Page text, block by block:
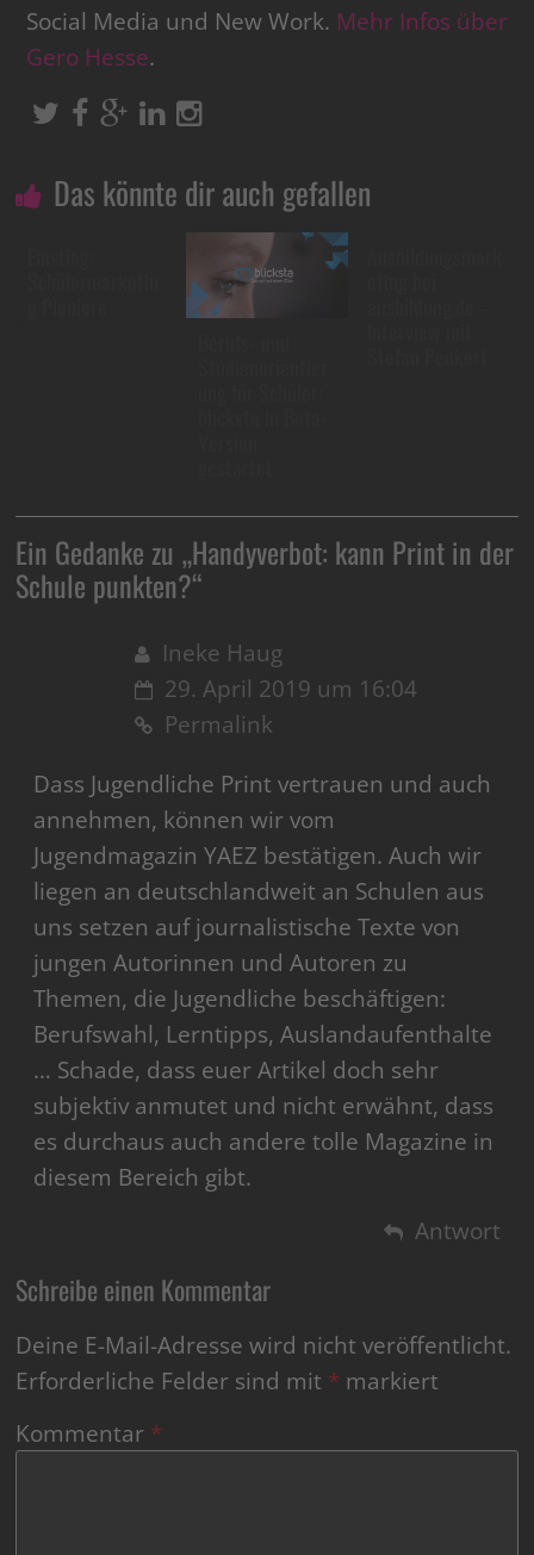
Social Media und New Work. Mehr Infos über
Gero Hesse.
Das könnte dir auch gefallen
Ein Gedanke zu „Handyverbot: kann Print in der
Schule punkten?“
Ineke Haug
29. April 2019 um 16:04
Permalink
Dass Jugendliche Print vertrauen und auch
annehmen, können wir vom
Jugendmagazin YAEZ bestätigen. Auch wir
liegen an deutschlandweit an Schulen aus
uns setzen auf journalistische Texte von
jungen Autorinnen und Autoren zu
Themen, die Jugendliche beschäftigen:
Berufswahl, Lerntipps, Auslandaufenthalte
… Schade, dass euer Artikel doch sehr
subjektiv anmutet und nicht erwähnt, dass
es durchaus auch andere tolle Magazine in
diesem Bereich gibt.
Antwort
Schreibe einen Kommentar
Deine E-Mail-Adresse wird nicht veröffentlicht.
Erforderliche Felder sind mit * markiert
Kommentar *